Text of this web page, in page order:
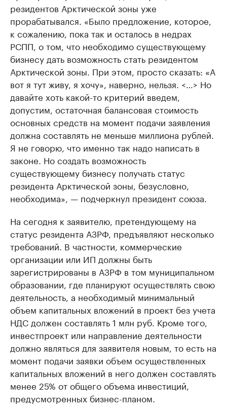
резидентов Арктической зоны уже
прорабатывался. «Было предложение, которое,
к сожалению, пока так и осталось в недрах
РСПП, о том, что необходимо существующему
бизнесу дать возможность стать резидентом
Арктической зоны. При этом, просто сказать: «А
вот я тут живу, я хочу», наверно, нельзя. <…> Но
давайте хоть какой-то критерий введем,
допустим, остаточная балансовая стоимость
основных средств на момент подачи заявления
должна составлять не меньше миллиона рублей.
Я не говорю, что именно так надо написать в
законе. Но создать возможность
существующему бизнесу получать статус
резидента Арктической зоны, безусловно,
необходима», — подчеркнул президент союза.
На сегодня к заявителю, претендующему на
статус резидента АЗРФ, предъявляют несколько
требований. В частности, коммерческие
организации или ИП должны быть
зарегистрированы в АЗРФ в том муниципальном
образовании, где планируют осуществлять свою
деятельность, а необходимый минимальный
объем капитальных вложений в проект без учета
НДС должен составлять 1 млн руб. Кроме того,
инвестпроект или направление деятельности
должно являться для заявителя новым, то есть на
момент подачи заявки объем осуществленных
капитальных вложений в него должен составлять
менее 25% от общего объема инвестиций,
предусмотренных бизнес-планом.